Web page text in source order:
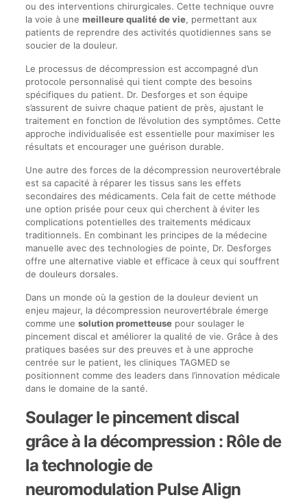
ou des interventions chirurgicales. Cette technique ouvre
la voie à une meilleure qualité de vie, permettant aux
patients de reprendre des activités quotidiennes sans se
soucier de la douleur.
Le processus de décompression est accompagné d’un
protocole personnalisé qui tient compte des besoins
spécifiques du patient. Dr. Desforges et son équipe
s’assurent de suivre chaque patient de près, ajustant le
traitement en fonction de l’évolution des symptômes. Cette
approche individualisée est essentielle pour maximiser les
résultats et encourager une guérison durable.
Une autre des forces de la décompression neurovertébrale
est sa capacité à réparer les tissus sans les effets
secondaires des médicaments. Cela fait de cette méthode
une option prisée pour ceux qui cherchent à éviter les
complications potentielles des traitements médicaux
traditionnels. En combinant les principes de la médecine
manuelle avec des technologies de pointe, Dr. Desforges
offre une alternative viable et efficace à ceux qui souffrent
de douleurs dorsales.
Dans un monde où la gestion de la douleur devient un
enjeu majeur, la décompression neurovertébrale émerge
comme une solution prometteusepour soulager le
pincement discal et améliorer la qualité de vie. Grâce à des
pratiques basées sur des preuves et à une approche
centrée sur le patient, les cliniques TAGMED se
positionnent comme des leaders dans l’innovation médicale
dans le domaine de la santé.
Soulager le pincement discal
grâce à la décompression : Rôle de
la technologie de
neuromodulation Pulse Align